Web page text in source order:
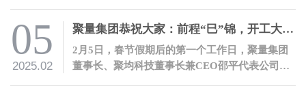
产融结合。
05
2025.02
聚量集团恭祝大家：前程“巳”锦，开工大吉！
2月5日，春节假期后的第一个工作日，聚量集团
董事长、聚均科技董事长兼CEO邵平代表公司开